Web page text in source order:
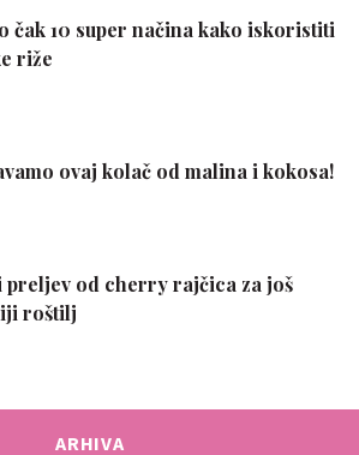
ARHIVA